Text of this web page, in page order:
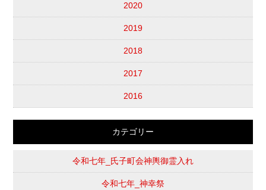
2020
2019
2018
2017
2016
カテゴリー
令和七年_氏子町会神輿御霊入れ
令和七年_神幸祭